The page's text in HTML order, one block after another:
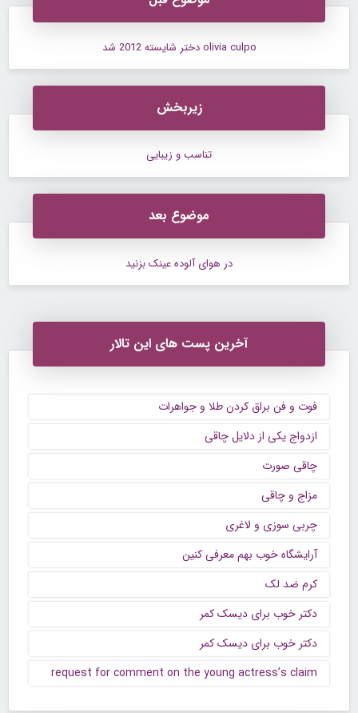
olivia culpo دختر شایسته 2012 شد
زیربخش
تناسب و زیبایی
موضوع بعد
در هوای آلوده عینک بزنید
آخرین پست های این تالار
فوت و فن براق کردن طلا و جواهرات
ازدواج یکی از دلایل چاقی
چاقی صورت
مزاج و چاقی
چربی سوزی و لاغری
آرایشگاه خوب بهم معرفی کنین
کرم ضد لک
دکتر خوب برای دیسک کمر
دکتر خوب برای دیسک کمر
request for comment on the young actress’s claim